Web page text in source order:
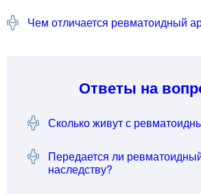
Чем отличается ревматоидный
Ответы на
Сколько живут с
Передается ли
наследству?